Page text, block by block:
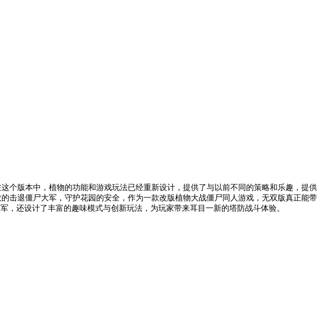
个版本中，植物的功能和游戏玩法已经重新设计，提供了与以前不同的策略和乐趣，提供
击退僵尸大军，守护花园的安全，作为一款改版植物大战僵尸同人游戏，无双版真正能带
还设计了丰富的趣味模式与创新玩法，为玩家带来耳目一新的塔防战斗体验。